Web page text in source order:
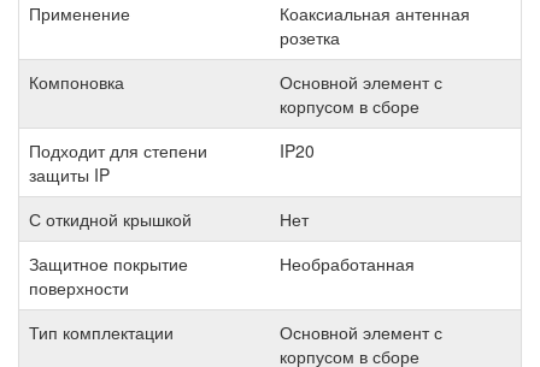
Применение
Коаксиальная антенная
розетка
Компоновка
Основной элемент с
корпусом в сборе
Подходит для степени
защиты IP
IP20
С откидной крышкой
Нет
Защитное покрытие
поверхности
Необработанная
Тип комплектации
Основной элемент с
корпусом в сборе